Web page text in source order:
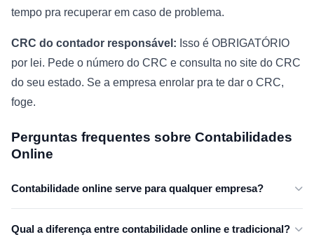
tempo pra recuperar em caso de problema.
CRC do contador responsável: Isso é OBRIGATÓRIO
por lei. Pede o número do CRC e consulta no site do CRC
do seu estado. Se a empresa enrolar pra te dar o CRC,
foge.
Perguntas frequentes sobre Contabilidades
Online
Contabilidade online serve para qualquer empresa?
Qual a diferença entre contabilidade online e tradicional?